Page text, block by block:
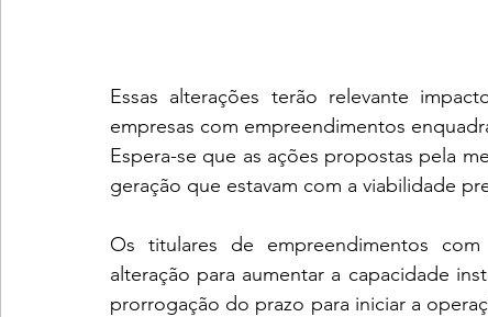
Essas alterações terão relevante
empresas com empreendimentos
Espera-se que as ações propostas pela
geração que estavam com a viabilidade
Os titulares de empreendimentos
alteração para aumentar a capacidade
prorrogação do prazo para iniciar a